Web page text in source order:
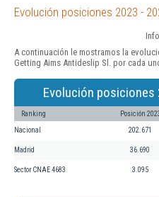
Evolución posiciones 2023 -
A continuación le mostramos la
Getting Aims Antideslip Sl. por cada
Evolución posiciones
Ranking Posición
Nacional 202.671
Madrid 36.690
Sector CNAE 4683 3.095